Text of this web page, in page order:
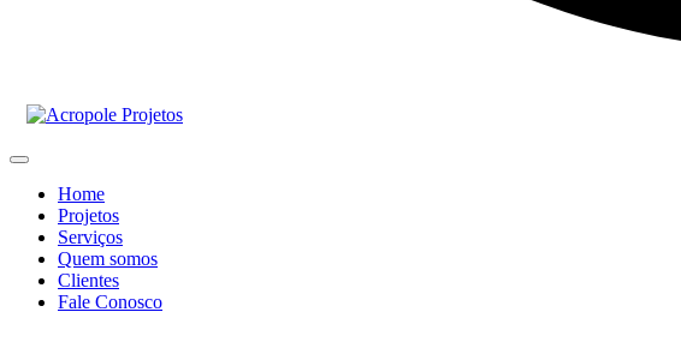
Home
Projetos
Serviços
Quem somos
Clientes
Fale Conosco